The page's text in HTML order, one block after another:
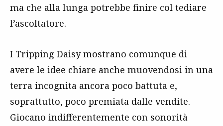
ma che alla lunga potrebbe finire col tediare
l’ascoltatore.
I Tripping Daisy mostrano comunque di
avere le idee chiare anche muovendosi in una
terra incognita ancora poco battuta e,
soprattutto, poco premiata dalle vendite.
Giocano indifferentemente con sonorità